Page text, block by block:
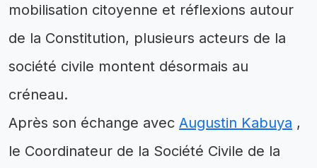
mobilisation citoyenne et réflexions autour
de la Constitution, plusieurs acteurs de la
société civile montent désormais au
créneau.
Après son échange avec Augustin Kabuya ,
le Coordinateur de la Société Civile de la